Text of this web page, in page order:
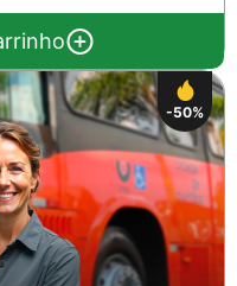
-50%